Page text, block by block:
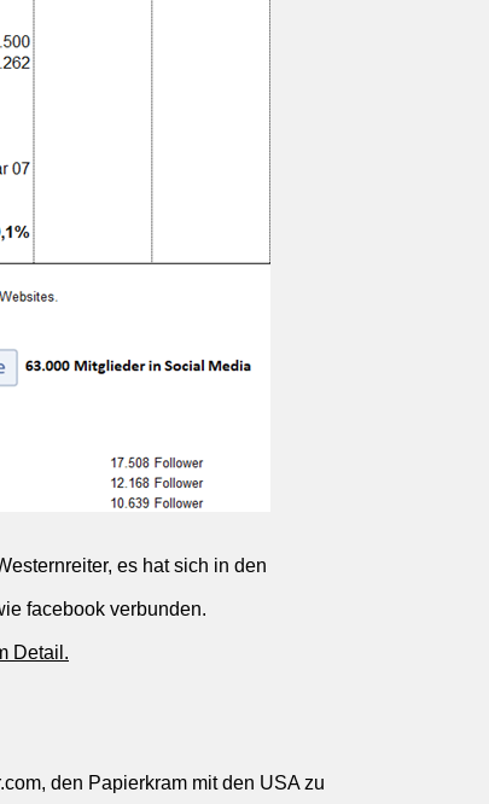
es hat sich in den
facebook verbunden.
Detail.
den Papierkram mit den USA zu